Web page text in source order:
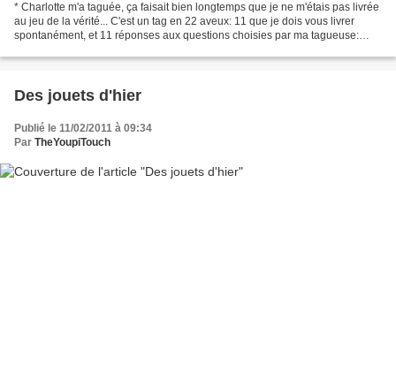
* Charlotte m'a taguée, ça faisait bien longtemps que je ne m'étais pas livrée
au jeu de la vérité... C'est un tag en 22 aveux: 11 que je dois vous livrer
spontanément, et 11 réponses aux questions choisies par ma tagueuse:
Des jouets d'hier
Publié le 11/02/2011 à 09:34
Par TheYoupiTouch